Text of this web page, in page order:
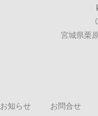
宮城県栗
お知らせ お問合せ